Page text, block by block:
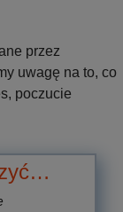
przez
uwagę na to, co
poczucie